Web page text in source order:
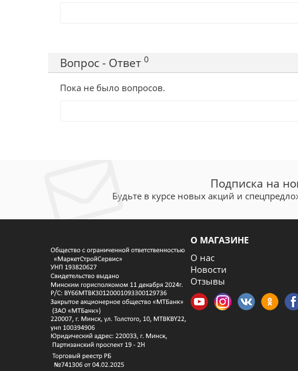
Вопрос - Ответ0
Пока не было вопросов.
Подписка на
Будьте в курсе новых акций и
О МАГАЗИНЕ
О нас
Новости
Отзывы